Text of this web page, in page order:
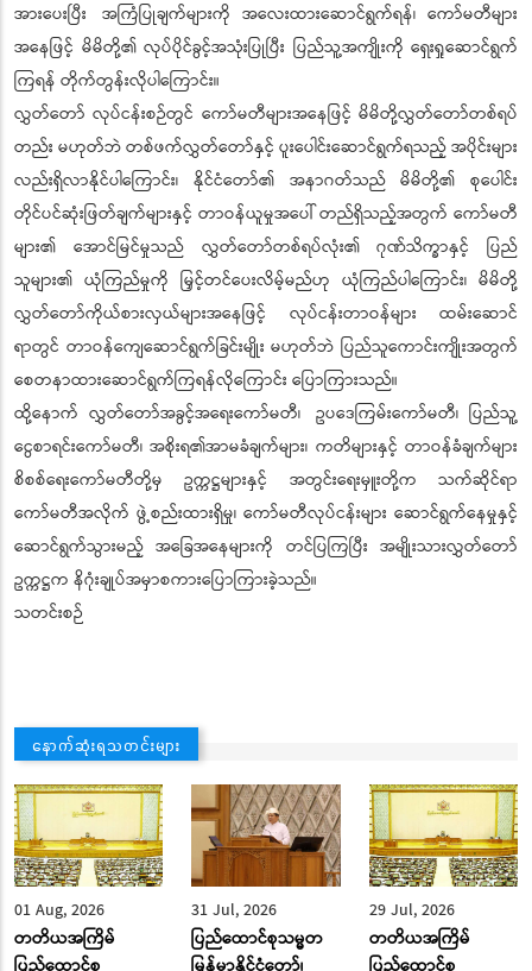
အားပေးပြီး အကြံပြုချက်များကို အလေးထားဆောင်ရွက်ရန်၊ ကော်မတီများ
အနေဖြင့် မိမိတို့၏ လုပ်ပိုင်ခွင့်အသုံးပြုပြီး ပြည်သူ့အကျိုးကို ရှေးရှုဆောင်ရွက်
ကြရန် တိုက်တွန်းလိုပါကြောင်း။
လွှတ်တော် လုပ်ငန်းစဉ်တွင် ကော်မတီများအနေဖြင့် မိမိတို့လွှတ်တော်တစ်ရပ်
တည်း မဟုတ်ဘဲ တစ်ဖက်လွှတ်တော်နှင့် ပူးပေါင်းဆောင်ရွက်ရသည့် အပိုင်းများ
လည်းရှိလာနိုင်ပါကြောင်း၊ နိုင်ငံတော်၏ အနာဂတ်သည် မိမိတို့၏ စုပေါင်း
တိုင်ပင်ဆုံးဖြတ်ချက်များနှင့် တာဝန်ယူမှုအပေါ် တည်ရှိသည့်အတွက် ကော်မတီ
များ၏ အောင်မြင်မှုသည် လွှတ်တော်တစ်ရပ်လုံး၏ ဂုဏ်သိက္ခာနှင့် ပြည်
သူများ၏ ယုံကြည်မှုကို မြှင့်တင်ပေးလိမ့်မည်ဟု ယုံကြည်ပါကြောင်း၊ မိမိတို့
လွှတ်တော်ကိုယ်စားလှယ်များအနေဖြင့် လုပ်ငန်းတာဝန်များ ထမ်းဆောင်
ရာတွင် တာဝန်ကျေဆောင်ရွက်ခြင်းမျိုး မဟုတ်ဘဲ ပြည်သူကောင်းကျိုးအတွက်
စေတနာထားဆောင်ရွက်ကြရန်လိုကြောင်း ပြောကြားသည်။
ထို့နောက် လွှတ်တော်အခွင့်အရေးကော်မတီ၊ ဥပဒေကြမ်းကော်မတီ၊ ပြည်သူ့
ငွေစာရင်းကော်မတီ၊ အစိုးရ၏အာမခံချက်များ၊ ကတိများနှင့် တာဝန်ခံချက်များ
စိစစ်ရေးကော်မတီတို့မှ ဥက္ကဋ္ဌများနှင့် အတွင်းရေးမှူးတို့က သက်ဆိုင်ရာ
ကော်မတီအလိုက် ဖွဲ့စည်းထားရှိမှု၊ ကော်မတီလုပ်ငန်းများ ဆောင်ရွက်နေမှုနှင့်
ဆောင်ရွက်သွားမည့် အခြေအနေများကို တင်ပြကြပြီး အမျိုးသားလွှတ်တော်
ဥက္ကဋ္ဌက နိဂုံးချုပ်အမှာစကားပြောကြားခဲ့သည်။
သတင်းစဉ်
နောက်ဆုံးရသတင်းများ
01 Aug, 2026
တတိယအကြိမ်
31 Jul, 2026
ပြည်ထောင်စုသမ္မတ
29 Jul, 2026
တတိယအကြိမ်